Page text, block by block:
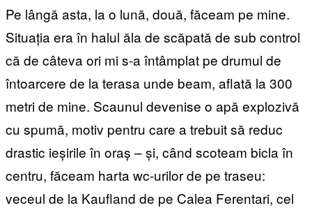
Pe lângă asta, la o lună, două, făceam pe mine.
Situația era în halul ăla de scăpată de sub control
că de câteva ori mi s-a întâmplat pe drumul de
întoarcere de la terasa unde beam, aflată la 300
metri de mine. Scaunul devenise o apă explozivă
cu spumă, motiv pentru care a trebuit să reduc
drastic ieșirile în oraș – și, când scoteam bicla în
centru, făceam harta wc-urilor de pe traseu:
veceul de la Kaufland de pe Calea Ferentari, cel